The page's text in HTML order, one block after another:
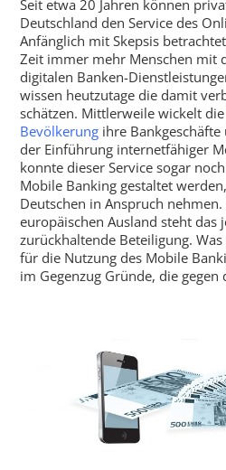
Seit etwa 20 Jahren können
Deutschland den Service des
Anfänglich mit Skepsis
Zeit immer mehr Menschen mit
digitalen Banken-
wissen heutzutage die damit
schätzen. Mittlerweile wickelt die
Bevölkerung ihre
der Einführung internetfähiger
konnte dieser Service sogar
Mobile Banking gestaltet
Deutschen in Anspruch
europäischen Ausland steht das
zurückhaltende Beteiligung.
für die Nutzung des Mobile
im Gegenzug Gründe, die gegen